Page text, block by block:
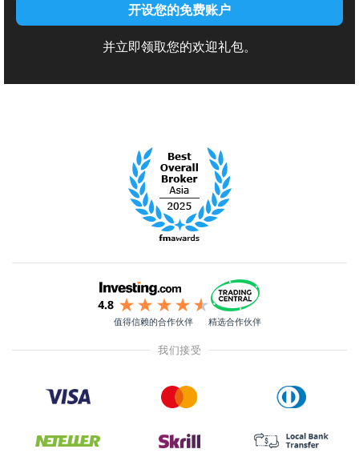
开设您的免费账户
并立即领取您的欢迎礼包。
值得信赖的合作伙伴 精选合作伙伴
我们接受